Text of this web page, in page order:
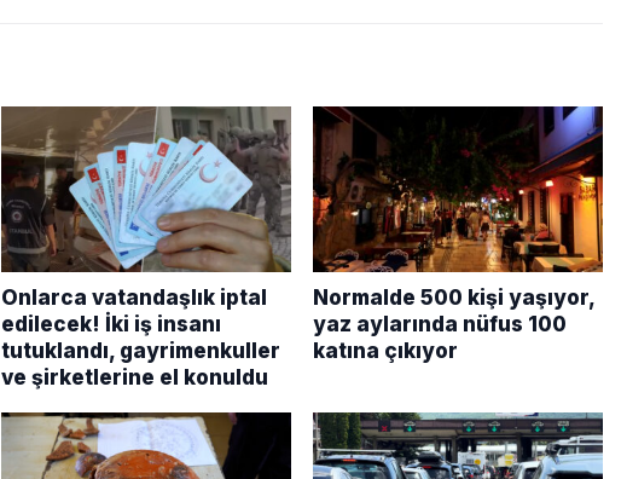
Onlarca vatandaşlık iptal
edilecek! İki iş insanı
tutuklandı, gayrimenkuller
ve şirketlerine el konuldu
Normalde 500 kişi yaşıyor,
yaz aylarında nüfus 100
katına çıkıyor